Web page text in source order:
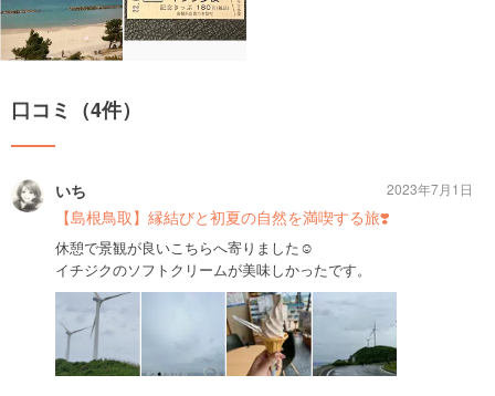
口コミ（4件）
いち
【島根鳥取】縁結びと初夏の自然を満喫する旅❣️
休憩で景観が良いこちらへ寄りました☺️
イチジクのソフトクリームが美味しかったです。
2023年7月1日